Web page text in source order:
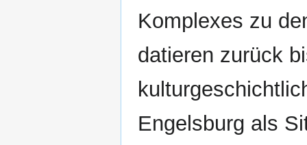
Komplexes zu
datieren zurück
Engelsburg als